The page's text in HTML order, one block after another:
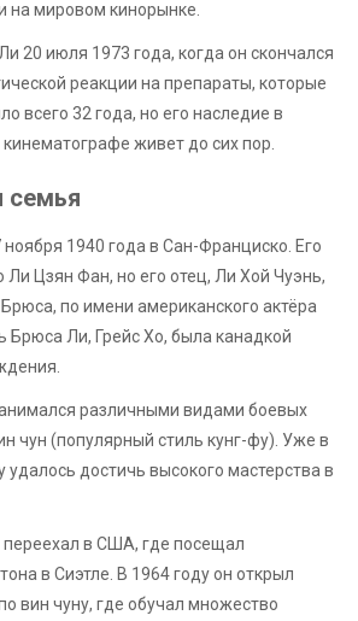
на мировом кинорынке.
20 июля 1973 года, когда он скончался
реакции на препараты, которые
всего 32 года, но его наследие в
кинематографе живет до сих пор.
семья
1940 года в Сан-Франциско. Его
Цзян Фан, но его отец, Ли Хой Чуэнь,
по имени американского актёра
Брюса Ли, Грейс Хо, была канадкой
различными видами боевых
чун (популярный стиль кунг-фу). Уже в
удалось достичь высокого мастерства в
переехал в США, где посещал
в Сиэтле. В 1964 году он открыл
вин чуну, где обучал множество